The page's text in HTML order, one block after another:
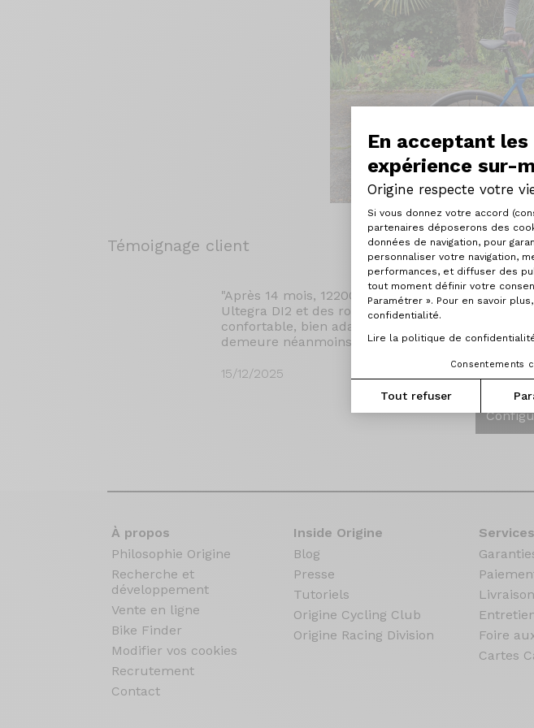
En acceptant
expérience sur-
Origine respecte votre
Plateforme de
Si vous donnez votre accord
partenaires déposerons des
données de navigation, pour
personnaliser votre navigation,
performances, et diffuser des
tout moment définir votre
Paramétrer ». Pour en savoir
confidentialité.
Lire la politique de
Consentements
Tout refuser
Témoignage client
"Après 14 mois, 12200 km, 81 cols et 168000 m
Ultegra DI2 et des roues Mavic SLR 32, je suis
confortable, bien adapté aux longs parcours
demeure néanmoins tonique pour faire les
15/12/2025
À propos
Philosophie Origine
Recherche et
développement
Vente en ligne
Bike Finder
Modifier vos cookies
Recrutement
Contact
Inside Origine
Blog
Presse
Tutoriels
Origine Cycling Club
Origine Racing Division
Livraison
Foire
Cartes